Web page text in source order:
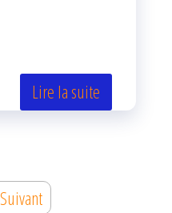
Lire la suite
Suivant